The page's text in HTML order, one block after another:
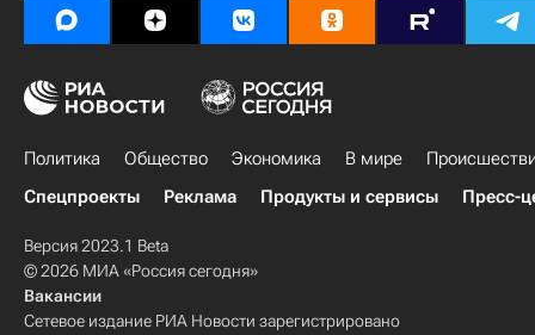
Политика Общество Экономика В мире
Спецпроекты
Реклама Продукты и сервисы Пресс-
Версия 2023.1 Beta
© 2026 МИА «Россия сегодня»
Вакансии
Сетевое издание РИА Новости зарегистрировано